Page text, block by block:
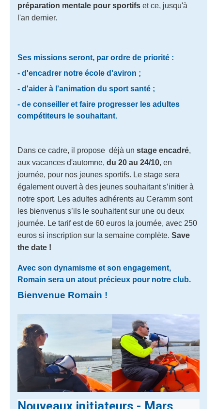
préparation mentale pour sportifs et ce, jusqu'à
l'an dernier.
Ses missions seront, par ordre de priorité :
- d'encadrer notre école d'aviron ;
- d'aider à l'animation du sport santé ;
- de conseiller et faire progresser les adultes
compétiteurs le souhaitant.
Dans ce cadre, il propose déjà un stage encadré,
aux vacances d'automne, du 20 au 24/10, en
journée, pour nos jeunes sportifs. Le stage sera
également ouvert à des jeunes souhaitant s’initier à
notre sport. Les adultes adhérents au Ceramm sont
les bienvenus s’ils le souhaitent sur une ou deux
journée. Le tarif est de 60 euros la journée, avec 250
euros si inscription sur la semaine complète. Save
the date !
Avec son dynamisme et son engagement,
Romain sera un atout précieux pour notre club.
Bienvenue Romain !